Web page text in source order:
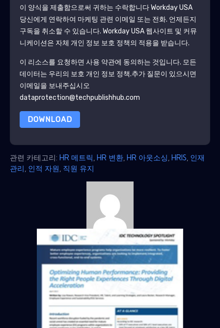
이 양식을 제출함으로써 귀하는 수락합니다Workday USA
당신에게 연락하여 마케팅 관련 이메일 또는 전화. 언제든지
구독을 취소할 수 있습니다. Workday USA웹사이트 및 커뮤
니케이션은 자체 개인 정보 보호 정책의 적용을 받습니다.
이 리소스를 요청하면 사용 약관에 동의하는 것입니다. 모든
데이터는 우리의 보호 개인 정보 정책.추가 질문이 있으시면
이메일을 보내주십시오
dataprotection@techpublishhub.com
DOWNLOAD
관련 카테고리: HR 메트릭 HR 변환 HR 아웃소싱 HRIS 인재
관리 인적 자원 직원 유지